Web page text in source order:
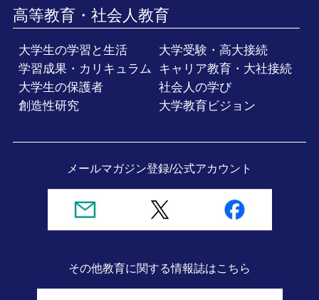
高等教育・社会人教育
大学生の学習と生活
大学受験・高大接続
学習成果・カリキュラム
キャリア教育・大社接続
大学生の保護者
社会人の学び
創造性研究
大学教育ビジョン
メールマガジン登録/公式アカウント
その他教育に関する情報誌はこちら